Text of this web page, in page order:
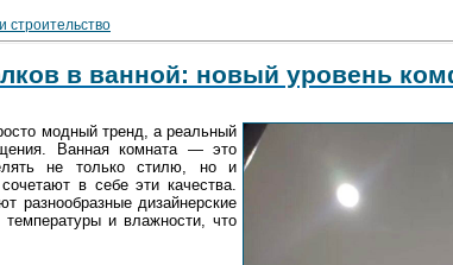
строительство
в ванной: новый уровень
модный тренд, а реальный
Ванная комната — это
не только стилю, но и
в себе эти качества.
разнообразные дизайнерские
и влажности, что